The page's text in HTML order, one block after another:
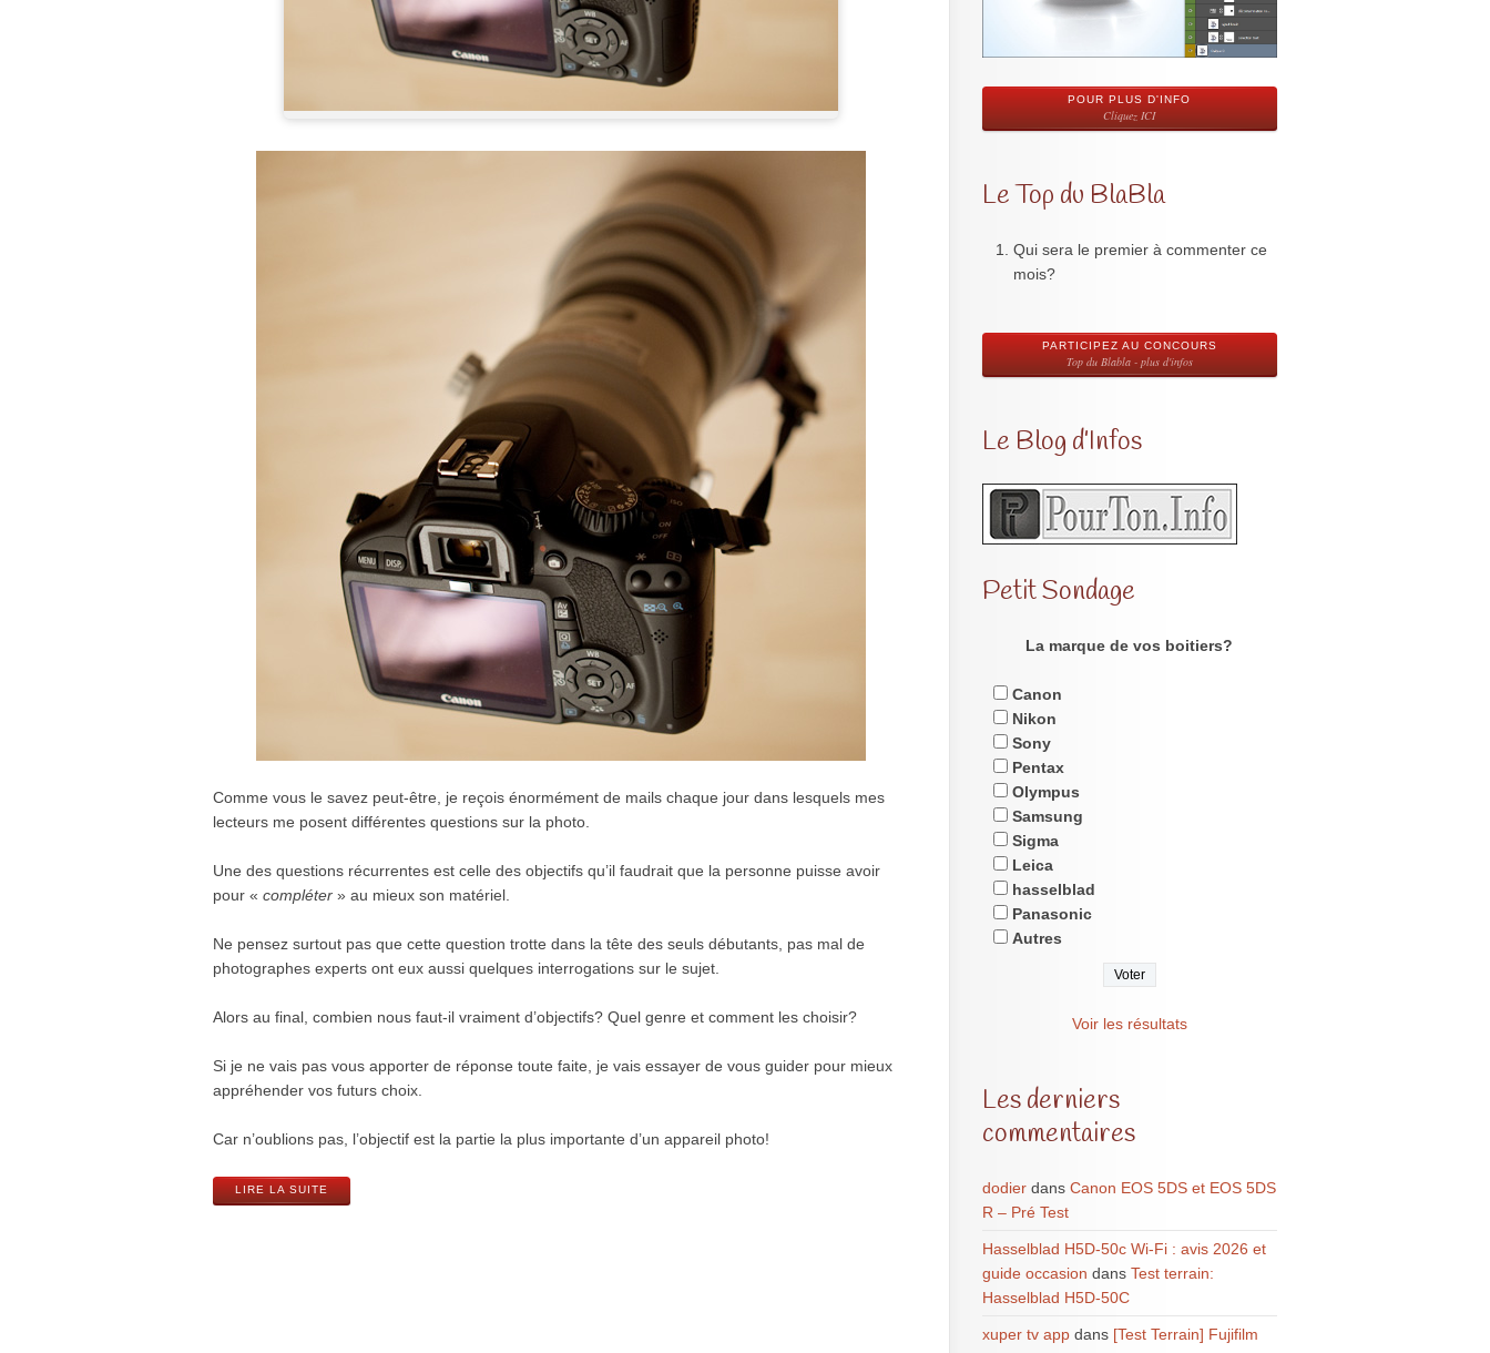
Comme vous le savez peut-être, je reçois énormément de mails chaque jour dans lesquels mes
lecteurs me posent différentes questions sur la photo.
Une des questions récurrentes est celle des objectifs qu’il faudrait que la personne puisse avoir
pour « compléter » au mieux son matériel.
Ne pensez surtout pas que cette question trotte dans la tête des seuls débutants, pas mal de
photographes experts ont eux aussi quelques interrogations sur le sujet.
Alors au final, combien nous faut-il vraiment d’objectifs? Quel genre et comment les choisir?
Si je ne vais pas vous apporter de réponse toute faite, je vais essayer de vous guider pour mieux
appréhender vos futurs choix.
Car n’oublions pas, l’objectif est la partie la plus importante d’un appareil photo!
LIRE LA SUITE
POUR PLUS D'INFO
Cliquez ICI
Le Top du BlaBla
Qui sera le premier à commenter ce
mois?
PARTICIPEZ AU CONCOURS
Top du Blabla - plus d'infos
Le Blog d’Infos
Petit Sondage
La marque de vos boitiers?
Canon
Nikon
Sony
Pentax
Olympus
Samsung
Sigma
Leica
hasselblad
Panasonic
Autres
Voir les résultats
Les derniers
commentaires
dodierdans Canon EOS 5DS et EOS 5DS
R – Pré Test
Hasselblad H5D-50c Wi-Fi : avis 2026 et
guide occasion dans Test terrain:
Hasselblad H5D-50C
xuper tv appdans [Test Terrain] Fujifilm